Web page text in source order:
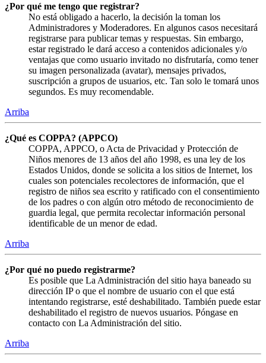
¿Por qué me tengo que registrar?
No está obligado a hacerlo, la decisión la toman los
Administradores y Moderadores. En algunos casos necesitará
registrarse para publicar temas y respuestas. Sin embargo,
estar registrado le dará acceso a contenidos adicionales y/o
ventajas que como usuario invitado no disfrutaría, como tener
su imagen personalizada (avatar), mensajes privados,
suscripción a grupos de usuarios, etc. Tan solo le tomará unos
segundos. Es muy recomendable.
Arriba
¿Qué es COPPA? (APPCO)
COPPA, APPCO, o Acta de Privacidad y Protección de
Niños menores de 13 años del año 1998, es una ley de los
Estados Unidos, donde se solicita a los sitios de Internet, los
cuales son potenciales recolectores de información, que el
registro de niños sea escrito y ratificado con el consentimiento
de los padres o con algún otro método de reconocimiento de
guardia legal, que permita recolectar información personal
identificable de un menor de edad.
Arriba
¿Por qué no puedo registrarme?
Es posible que La Administración del sitio haya baneado su
dirección IP o que el nombre de usuario con el que está
intentando registrarse, esté deshabilitado. También puede estar
deshabilitado el registro de nuevos usuarios. Póngase en
contacto con La Administración del sitio.
Arriba